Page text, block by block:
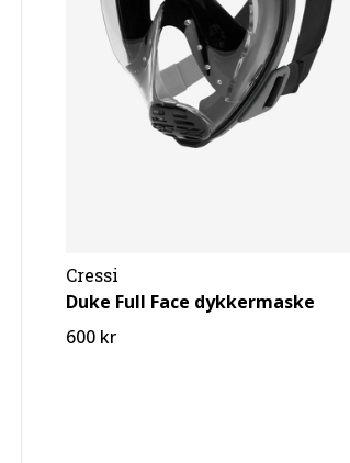
Cressi
Duke Full Face dykkermaske
600 kr